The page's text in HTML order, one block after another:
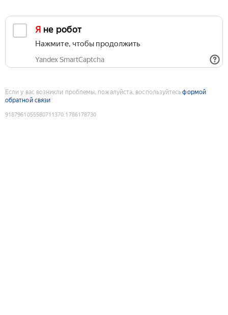
Я не робот
Нажмите, чтобы продолжить
Yandex SmartCaptcha
Если у вас возникли проблемы, пожалуйста, воспользуйтесьформой
обратной связи
9187961055580711370:1786178730